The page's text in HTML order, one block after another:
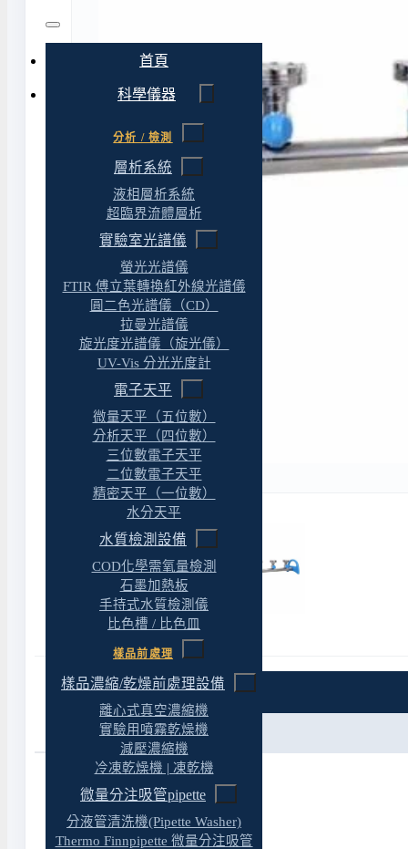
首頁
科學儀器
分析 / 檢測
層析系統
液相層析系統
超臨界流體層析
實驗室光譜儀
螢光光譜儀
FTIR 傅立葉轉換紅外線光譜儀
圓二色光譜儀（CD）
拉曼光譜儀
旋光度光譜儀（旋光儀）
UV-Vis 分光光度計
電子天平
微量天平（五位數）
分析天平（四位數）
三位數電子天平
二位數電子天平
精密天平（一位數）
水分天平
水質檢測設備
COD化學需氧量檢測
石墨加熱板
手持式水質檢測儀
比色槽 / 比色皿
樣品前處理
樣品濃縮/乾燥前處理設備
離心式真空濃縮機
實驗用噴霧乾燥機
減壓濃縮機
冷凍乾燥機 | 凍乾機
微量分注吸管pipette
分液管清洗機(Pipette Washer)
Thermo Finnpipette 微量分注吸管
特色
規格
產品特色